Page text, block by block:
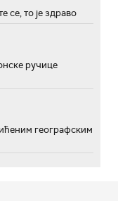
се, то је здраво
ручице
географским